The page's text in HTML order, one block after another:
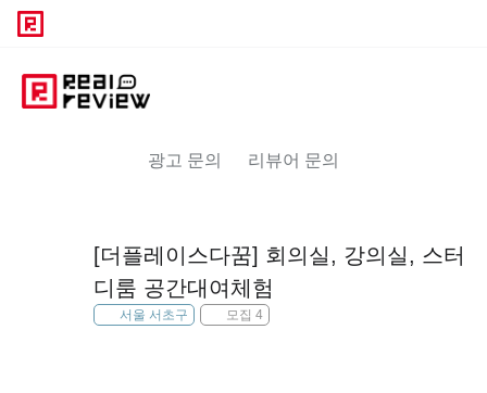
광고 문의 리뷰어 문의
[더플레이스다꿈] 회의실, 강의실, 스터
디룸 공간대여체험
서울 서초구 모집 4